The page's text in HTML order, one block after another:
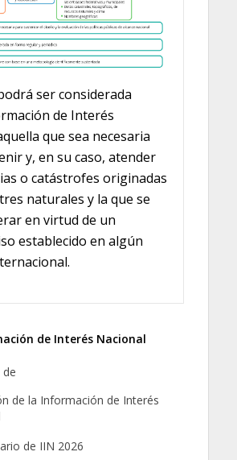
ser considerada
de Interés
que sea necesaria
y, en su caso, atender
o catástrofes originadas
naturales y la que se
en virtud de un
establecido en algún
de Interés Nacional
de la Información de Interés
de IIN 2026